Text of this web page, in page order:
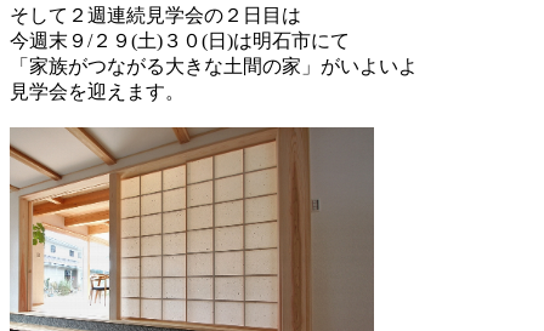
そして２週連続見学会の２日目は
今週末９/２９(土)３０(日)は明石市にて
「家族がつながる大きな土間の家」がいよいよ
見学会を迎えます。